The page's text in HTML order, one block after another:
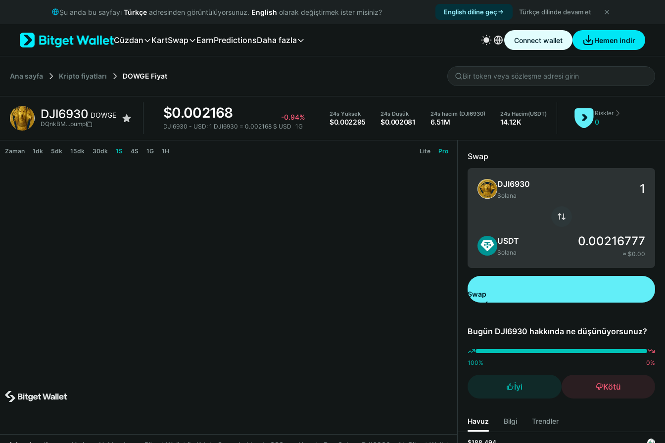
Русский
Italiano
简体中文
繁體中文
Bahasa Indonesia
Şu anda bu sayfayı Türkçe adresinden görüntülüyorsunuz. English olarak değiştirmek ister misiniz? English diline geç Türkçe dilinde devam et
Cüzdan KartSwap EarnPredictionsDaha fazla Connect wallet Hemen indir
Ana sayfa Kripto fiyatları DOWGE Fiyat
DJI6930 DOWGE
DQnkBM...pump
$0.002168 -0.94%
DJI6930 - USD: 1 DJI6930 = 0.002168 $ USD 1G
24s Yüksek
$0.002295
24s Düşük
$0.002081
24s hacim (DJI6930)
6.51M
24s Hacim(USDT)
14.12K
Riskler
0
Zaman 1dk 5dk 15dk 30dk 1S 4S 1G 1H Lite Pro
Swap
DJI6930
Solana
USDT
Solana
0.00216777
≈ $0.00
Swap
Bugün DJI6930 hakkında ne düşünüyorsunuz?
100% 0%
İyi Kötü
Havuz Bilgi Trendler